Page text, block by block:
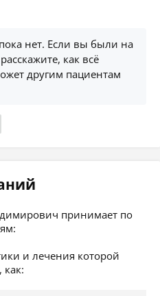
нет. Если вы были на
как всё
другим пациентам
принимает по
и лечения которой
как: